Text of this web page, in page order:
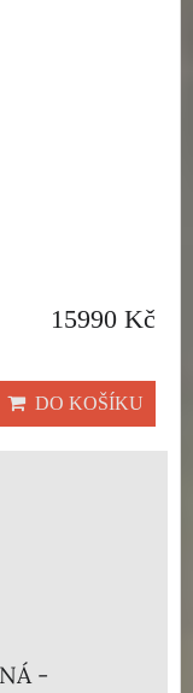
15990 Kč
DO KOŠÍKU
-